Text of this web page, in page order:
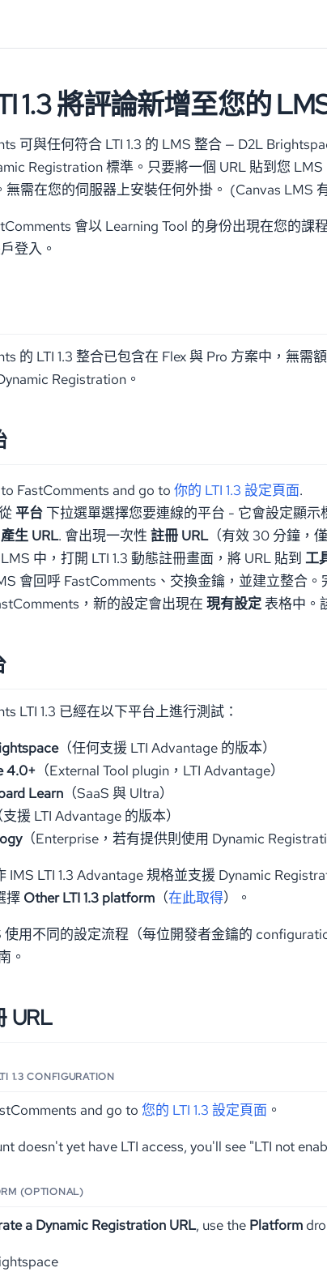
1.3 將評論新增至您的
可與任何符合 LTI 1.3 的 LMS 整合 — D2L
Registration 標準。只要將一個 URL 貼到您
無需在您的伺服器上安裝任何外掛。 (Canvas LMS
會以 Learning Tool 的身份出現在您的
登入。
的 LTI 1.3 整合已包含在 Flex 與 Pro 方案中，無
Registration。
FastComments and go to 你的 LTI 1.3 設定頁面.
平台 下拉選單選擇您要連線的平台 - 它會設定顯示
產生 URL. 會出現一次性 註冊 URL（有效 30 分鐘，
中，打開 LTI 1.3 動態註冊畫面，將 URL 貼到 工
會回呼 FastComments、交換金鑰，並建立整合。
，新的設定會出現在 現有設定 表格中。
LTI 1.3 已經在以下平台上進行測試：
（任何支援 LTI Advantage 的版本）
4.0+ （External Tool plugin，LTI Advantage）
Learn （SaaS 與 Ultra）
支援 LTI Advantage 的版本）
（Enterprise，若有提供則使用 Dynamic
IMS LTI 1.3 Advantage 規格並支援 Dynamic
擇 Other LTI 1.3 platform （在此取得）。
使用不同的設定流程（每位開發者金鑰的
。
URL
1.3 CONFIGURATION
and go to 您的 LTI 1.3 設定頁面 。
doesn't yet have LTI access, you'll see "LTI not
(OPTIONAL)
a Dynamic Registration URL, use the Platform